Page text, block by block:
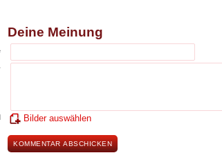
Deine Meinung
Bilder auswählen